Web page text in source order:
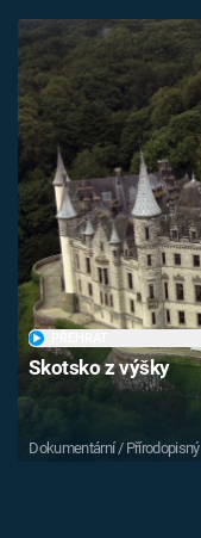
Skotsko z výšky
Dokumentární / Přírodopisný